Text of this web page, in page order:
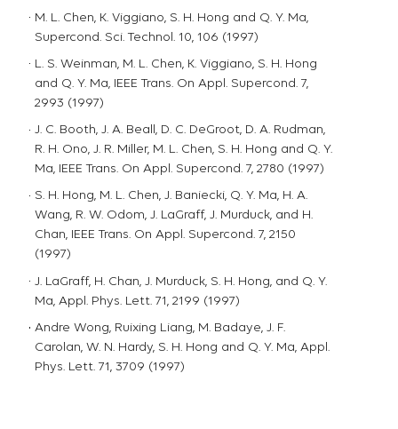
M. L. Chen, K. Viggiano, S. H. Hong and Q. Y. Ma,
Supercond. Sci. Technol. 10, 106 (1997)
L. S. Weinman, M. L. Chen, K. Viggiano, S. H. Hong
and Q. Y. Ma, IEEE Trans. On Appl. Supercond. 7,
2993 (1997)
J. C. Booth, J. A. Beall, D. C. DeGroot, D. A. Rudman,
R. H. Ono, J. R. Miller, M. L. Chen, S. H. Hong and Q. Y.
Ma, IEEE Trans. On Appl. Supercond. 7, 2780 (1997)
S. H. Hong, M. L. Chen, J. Baniecki, Q. Y. Ma, H. A.
Wang, R. W. Odom, J. LaGraff, J. Murduck, and H.
Chan, IEEE Trans. On Appl. Supercond. 7, 2150
(1997)
J. LaGraff, H. Chan, J. Murduck, S. H. Hong, and Q. Y.
Ma, Appl. Phys. Lett. 71, 2199 (1997)
Andre Wong, Ruixing Liang, M. Badaye, J. F.
Carolan, W. N. Hardy, S. H. Hong and Q. Y. Ma, Appl.
Phys. Lett. 71, 3709 (1997)